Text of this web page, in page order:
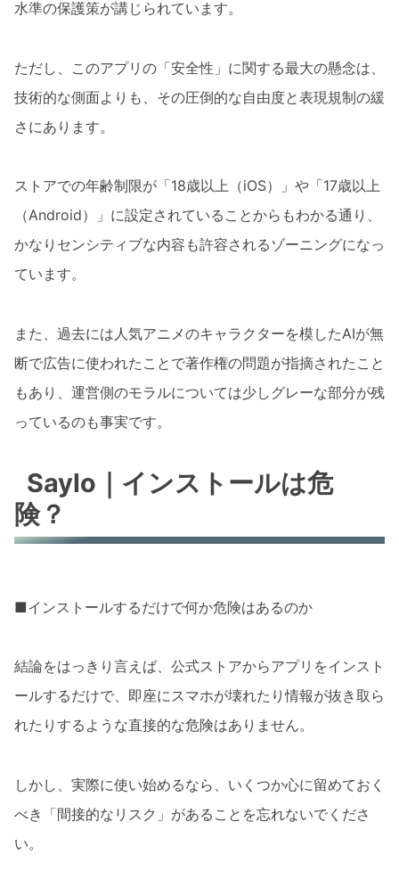
水準の保護策が講じられています。
ただし、このアプリの「安全性」に関する最大の懸念は、
技術的な側面よりも、その圧倒的な自由度と表現規制の緩
さにあります。
ストアでの年齢制限が「18歳以上（iOS）」や「17歳以上
（Android）」に設定されていることからもわかる通り、
かなりセンシティブな内容も許容されるゾーニングになっ
ています。
また、過去には人気アニメのキャラクターを模したAIが無
断で広告に使われたことで著作権の問題が指摘されたこと
もあり、運営側のモラルについては少しグレーな部分が残
っているのも事実です。
Saylo｜インストールは危
険？
■インストールするだけで何か危険はあるのか
結論をはっきり言えば、公式ストアからアプリをインスト
ールするだけで、即座にスマホが壊れたり情報が抜き取ら
れたりするような直接的な危険はありません。
しかし、実際に使い始めるなら、いくつか心に留めておく
べき「間接的なリスク」があることを忘れないでくださ
い。